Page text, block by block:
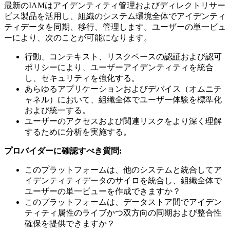
最新のIAMはアイデンティティ管理およびディレクトリサー
ビス製品を活用し、組織のシステム環境全体でアイデンティ
ティデータを同期、移行、管理します。ユーザーの単一ビュ
ーにより、次のことが可能になります。
行動、コンテキスト、リスクベースの認証および認可
ポリシーにより、ユーザーアイデンティティを統合
し、セキュリティを強化する。
あらゆるアプリケーションおよびデバイス（オムニチ
ャネル）において、組織全体でユーザー体験を標準化
および統一する。
ユーザーのアクセスおよび関連リスクをより深く理解
するために分析を実施する。
プロバイダーに確認すべき質問:
このプラットフォームは、他のシステムと統合してア
イデンティティデータのサイロを統合し、組織全体で
ユーザーの単一ビューを作成できますか？
このプラットフォームは、データストア間でアイデン
ティティ属性のライブかつ双方向の同期および整合性
確保を提供できますか？